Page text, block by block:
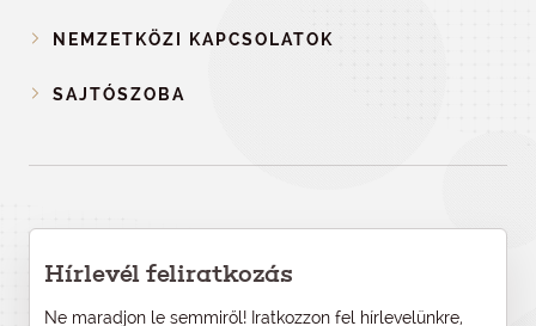
NEMZETKÖZI KAPCSOLATOK
SAJTÓSZOBA
Hírlevél feliratkozás
Ne maradjon le semmiről! Iratkozzon fel hírlevelünkre,